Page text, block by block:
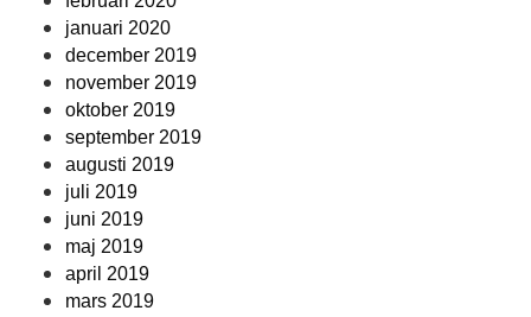
januari 2020
december 2019
november 2019
oktober 2019
september 2019
augusti 2019
juli 2019
juni 2019
maj 2019
april 2019
mars 2019